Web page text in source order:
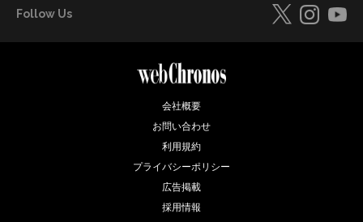
Follow Us
会社概要
お問い合わせ
利用規約
プライバシーポリシー
広告掲載
採用情報